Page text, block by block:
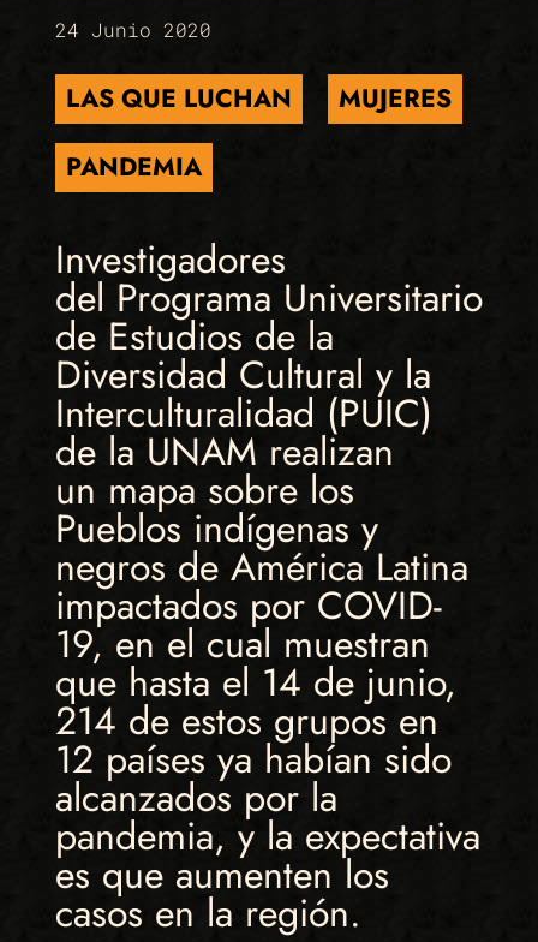
24 Junio 2020
LAS QUE LUCHAN
MUJERES
PANDEMIA
Investigadores
del Programa Universitario
de Estudios de la
Diversidad Cultural y la
Interculturalidad (PUIC)
de la UNAM realizan
un mapa sobre los
Pueblos indígenas y
negros de América Latina
impactados por COVID-
19, en el cual muestran
que hasta el 14 de junio,
214 de estos grupos en
12 países ya habían sido
alcanzados por la
pandemia, y la expectativa
es que aumenten los
casos en la región.